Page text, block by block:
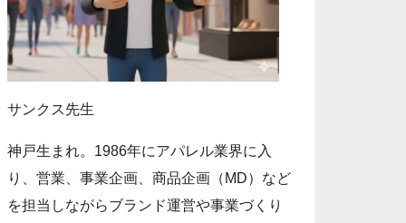
サンクス先生
神戸生まれ。1986年にアパレル業界に入
り、営業、事業企画、商品企画（MD）など
を担当しながらブランド運営や事業づくり